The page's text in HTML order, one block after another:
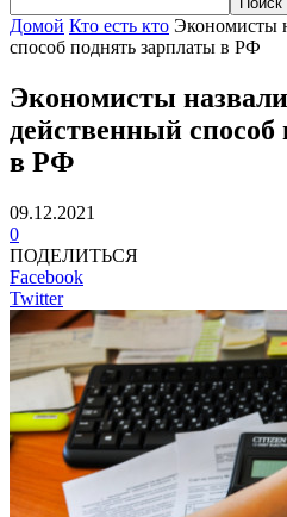
Домой Кто есть кто Экономисты
способ поднять зарплаты в РФ
Экономисты
действенный способ
в РФ
09.12.2021
0
ПОДЕЛИТЬСЯ
Facebook
Twitter